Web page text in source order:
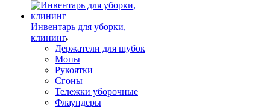
Инвентарь для уборки,
клининг
Держатели для шубок
Мопы
Рукоятки
Сгоны
Тележки уборочные
Флаундеры